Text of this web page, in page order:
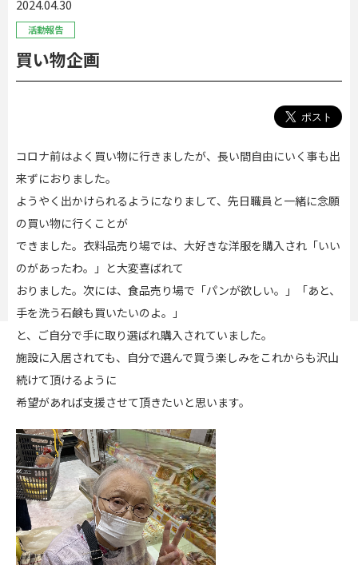
2024.04.30
活動報告
買い物企画
コロナ前はよく買い物に行きましたが、長い間自由にいく事も出
来ずにおりました。
ようやく出かけられるようになりまして、先日職員と一緒に念願
の買い物に行くことが
できました。衣料品売り場では、大好きな洋服を購入され「いい
のがあったわ。」と大変喜ばれて
おりました。次には、食品売り場で「パンが欲しい。」「あと、
手を洗う石鹸も買いたいのよ。」
と、ご自分で手に取り選ばれ購入されていました。
施設に入居されても、自分で選んで買う楽しみをこれからも沢山
続けて頂けるように
希望があれば支援させて頂きたいと思います。